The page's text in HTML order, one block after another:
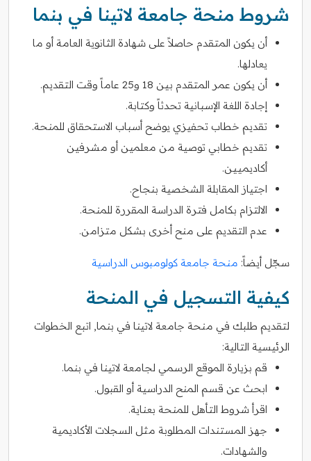
شروط منحة جامعة لاتينا في بنما
أن يكون المتقدم حاصلاً على شهادة الثانوية العامة أو ما
يعادلها.
أن يكون عمر المتقدم بين 18 و25 عاماً وقت التقديم.
إجادة اللغة الإسبانية تحدثاً وكتابة.
تقديم خطاب تحفيزي يوضح أسباب الاستحقاق للمنحة.
تقديم خطابي توصية من معلمين أو مشرفين
أكاديميين.
اجتياز المقابلة الشخصية بنجاح.
الالتزام بكامل فترة الدراسة المقررة للمنحة.
عدم التقديم على منح أخرى بشكل متزامن.
سجّل أيضاً: منحة جامعة كولومبوس الدراسية
كيفية التسجيل في المنحة
لتقديم طلبك في منحة جامعة لاتينا في بنما, اتبع الخطوات
الرئيسية التالية:
قم بزيارة الموقع الرسمي لجامعة لاتينا في بنما.
ابحث عن قسم المنح الدراسية أو القبول.
اقرأ شروط التأهل للمنحة بعناية.
جهز المستندات المطلوبة مثل السجلات الأكاديمية
والشهادات.